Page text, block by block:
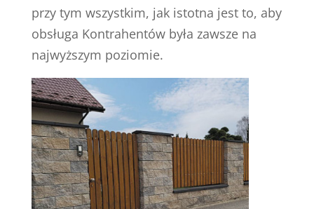
przy tym wszystkim, jak istotna jest to, aby
obsługa Kontrahentów była zawsze na
najwyższym poziomie.